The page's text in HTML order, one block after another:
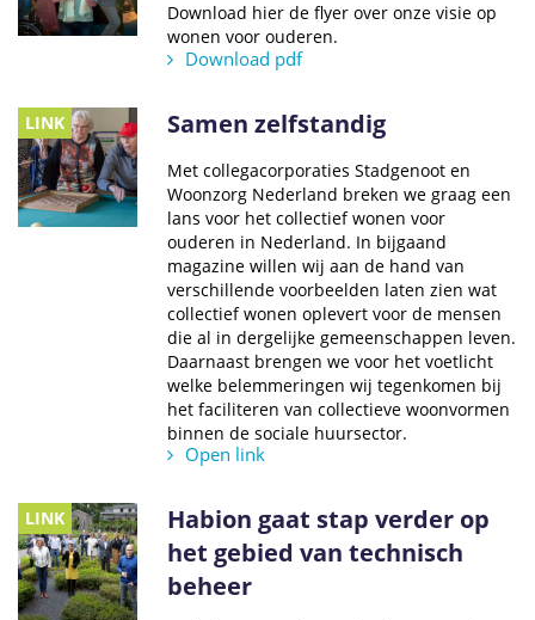
Download hier de flyer over onze visie op
wonen voor ouderen.
Download pdf
LINK Samen zelfstandig
Met collegacorporaties Stadgenoot en
Woonzorg Nederland breken we graag een
lans voor het collectief wonen voor
ouderen in Nederland. In bijgaand
magazine willen wij aan de hand van
verschillende voorbeelden laten zien wat
collectief wonen oplevert voor de mensen
die al in dergelijke gemeenschappen leven.
Daarnaast brengen we voor het voetlicht
welke belemmeringen wij tegenkomen bij
het faciliteren van collectieve woonvormen
binnen de sociale huursector.
Open link
LINK
Habion gaat stap verder op
het gebied van technisch
beheer